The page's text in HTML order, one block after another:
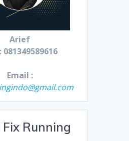
Arief
081349589616
Email :
Fix Running